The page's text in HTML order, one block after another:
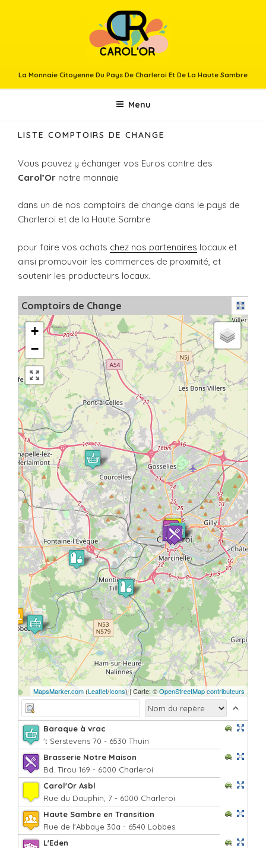
La Monnaie Citoyenne Du Pays De Charleroi Et De La Haute Sambre
Menu
LISTE COMPTOIRS DE CHANGE
Vous pouvez y échanger vos Euros contre des
Carol’Or notre monnaie
dans un de nos comptoirs de change dans le pays de
Charleroi et de la Haute Sambre
pour faire vos achats chez nos partenaires locaux et
ainsi promouvoir les commerces de proximité, et
soutenir les producteurs locaux.
Comptoirs de Change
+
−
MapsMarker.com (Leaflet/Icons) | Carte: ©OpenStreetMap contributeurs
Baraque à vrac
't Serstevens 70 - 6530 Thuin
Brasserie Notre Maison
Bd. Tirou 169 - 6000 Charleroi
Carol'Or Asbl
Rue du Dauphin, 7 - 6000 Charleroi
Haute Sambre en Transition
Rue de l'Abbaye 30a - 6540 Lobbes
L'Eden